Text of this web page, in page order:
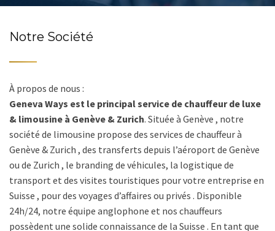
Notre Société
À propos de nous :
Geneva Ways est le principal service de chauffeur de luxe
& limousine à Genève & Zurich. Située à Genève , notre
société de limousine propose des services de chauffeur à
Genève & Zurich , des transferts depuis l’aéroport de Genève
ou de Zurich , le branding de véhicules, la logistique de
transport et des visites touristiques pour votre entreprise en
Suisse , pour des voyages d’affaires ou privés . Disponible
24h/24, notre équipe anglophone et nos chauffeurs
possèdent une solide connaissance de la Suisse . En tant que